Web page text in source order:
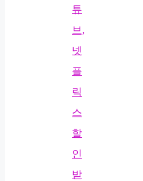
튜
브,
넷
플
릭
스
할
인
받